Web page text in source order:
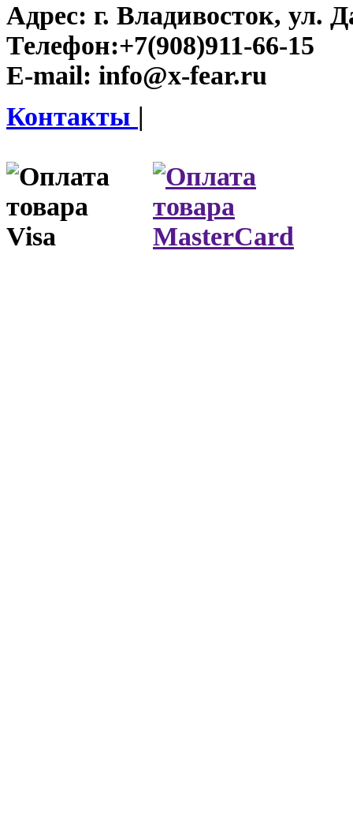
Адрес: г. Владивосток, ул.
Телефон:+7(908)911-66-15
E-mail: info@x-fear.ru
Контакты |